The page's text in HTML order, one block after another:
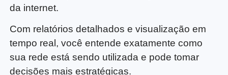
da internet.
Com relatórios detalhados e visualização em
tempo real, você entende exatamente como
sua rede está sendo utilizada e pode tomar
decisões mais estratégicas.